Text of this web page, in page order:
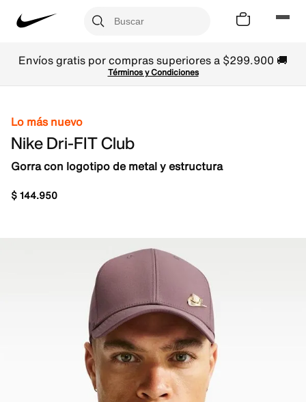
Envíos gratis por compras superiores a $299.900 🚚
Términos y Condiciones
Lo más nuevo
Nike Dri-FIT Club
Gorra con logotipo de metal y estructura
$144.950